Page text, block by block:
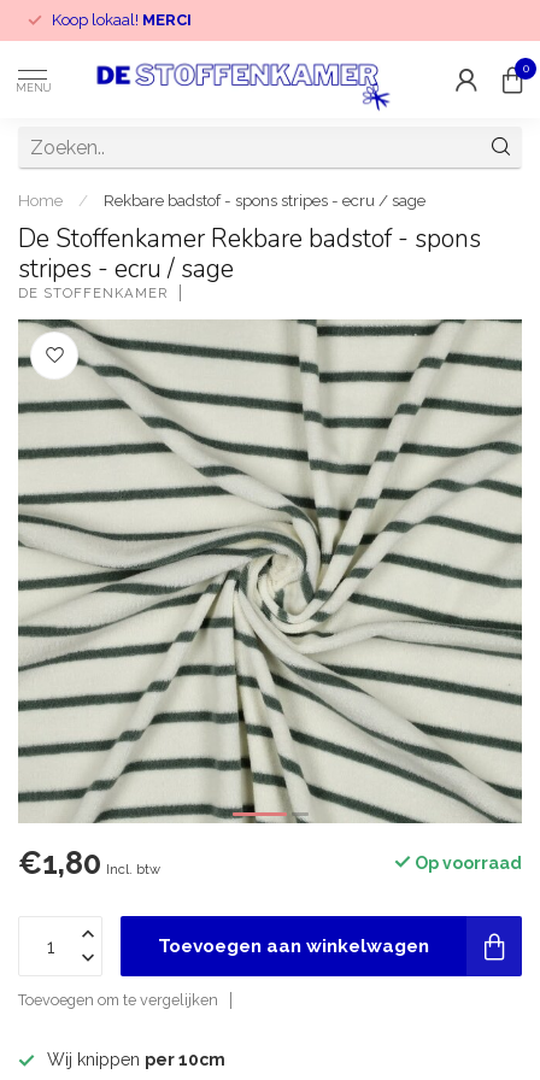
Koop lokaal! MERCI
MENU
0
Home / Rekbare badstof - spons stripes - ecru / sage
De Stoffenkamer Rekbare badstof - spons
stripes - ecru / sage
DE STOFFENKAMER
€1,80 Incl. btw Op voorraad
Toevoegen aan winkelwagen
Toevoegen om te vergelijken
Wij knippen per 10cm